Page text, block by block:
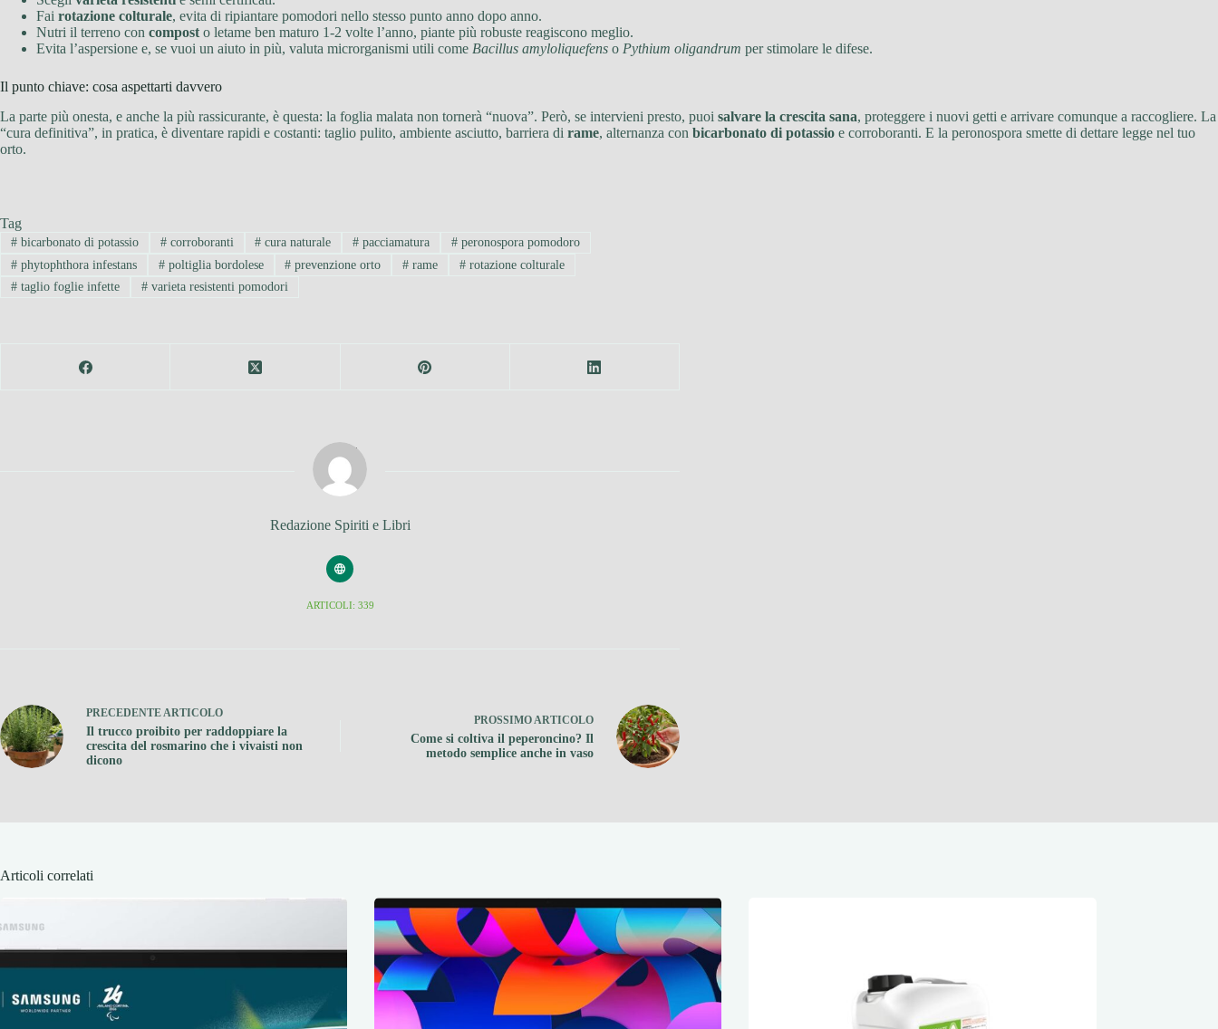
Fai rotazione colturale, evita di ripiantare pomodori nello stesso punto anno dopo anno.
Nutri il terreno con compost o letame ben maturo 1-2 volte l’anno, piante più robuste reagiscono meglio.
Evita l’aspersione e, se vuoi un aiuto in più, valuta microrganismi utili come Bacillus amyloliquefens o Pythium oligandrum per stimolare le difese.
Il punto chiave: cosa aspettarti davvero
La parte più onesta, e anche la più rassicurante, è questa: la foglia malata non tornerà “nuova”. Però, se intervieni presto, puoi salvare la crescita sana, proteggere i nuovi getti e arrivare comunque a raccogliere. La
“cura definitiva”, in pratica, è diventare rapidi e costanti: taglio pulito, ambiente asciutto, barriera di rame, alternanza con bicarbonato di potassio e corroboranti. E la peronospora smette di dettare legge nel tuo
orto.
Tag
#bicarbonato di potassio #corroboranti # cura naturale # pacciamatura # peronospora pomodoro
#phytophthora infestans #poltiglia bordolese # prevenzione orto # rame # rotazione colturale
#taglio foglie infette #varieta resistenti pomodori
Redazione Spiriti e Libri
ARTICOLI: 339
PRECEDENTEARTICOLO
Il trucco proibito per raddoppiare la
crescita del rosmarino che i vivaisti non
dicono
PROSSIMOARTICOLO
Come si coltiva il peperoncino? Il
metodo semplice anche in vaso
Articoli correlati